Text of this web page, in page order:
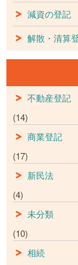
減資の登記
解散・清算
不動産登記
(14)
商業登記
(17)
新民法
(4)
未分類
(10)
相続